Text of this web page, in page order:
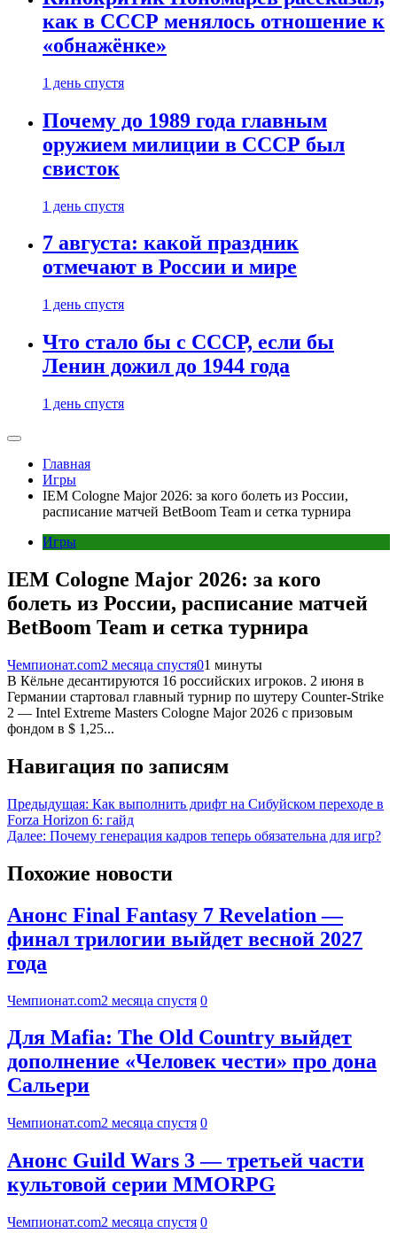
как в СССР менялось отношение к
«обнажёнке»
1 день спустя
Почему до 1989 года главным
оружием милиции в СССР был
свисток
1 день спустя
7 августа: какой праздник
отмечают в России и мире
1 день спустя
Что стало бы с СССР, если бы
Ленин дожил до 1944 года
1 день спустя
Главная
Игры
IEM Cologne Major 2026: за кого болеть из России,
расписание матчей BetBoom Team и сетка турнира
Игры
IEM Cologne Major 2026: за кого
болеть из России, расписание матчей
BetBoom Team и сетка турнира
Чемпионат.com2 месяца спустя01 минуты
В Кёльне десантируются 16 российских игроков. 2 июня в
Германии стартовал главный турнир по шутеру Counter-Strike
2 — Intel Extreme Masters Cologne Major 2026 с призовым
фондом в $ 1,25...
Навигация по записям
Предыдущая: Как выполнить дрифт на Сибуйском переходе в
Forza Horizon 6: гайд
Далее: Почему генерация кадров теперь обязательна для игр?
Похожие новости
Анонс Final Fantasy 7 Revelation —
финал трилогии выйдет весной 2027
года
Чемпионат.com2 месяца спустя 0
Для Mafia: The Old Country выйдет
дополнение «Человек чести» про дона
Сальери
Чемпионат.com2 месяца спустя 0
Анонс Guild Wars 3 — третьей части
культовой серии MMORPG
Чемпионат.com2 месяца спустя 0